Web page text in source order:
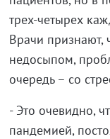
трех-четырех
Врачи признают,
недосыпом,
очередь – со
- Это очевидно,
пандемией,